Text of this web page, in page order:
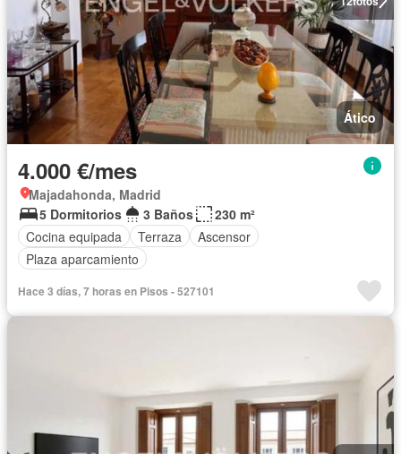
Ático
4.000 €/mes
Majadahonda, Madrid
5 Dormitorios
3 Baños
230 m²
Cocina equipada
Terraza
Ascensor
Plaza aparcamiento
Hace 3 días, 7 horas en Pisos - 527101